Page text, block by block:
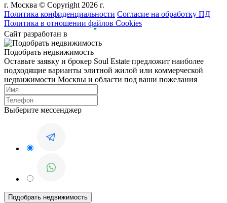
г. Москва © Copyright 2026 г.
Политика конфиденциальности Согласие на обработку ПД
Политика в отношении файлов Cookies
Сайт разработан в
Подобрать недвижимость
Оставьте заявку и брокер Soul Estate предложит наиболее
подходящие варианты элитной жилой или коммерческой
недвижимости Москвы и области под ваши пожелания
Выберите мессенджер